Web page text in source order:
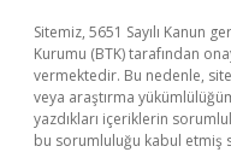
Sitemiz, 5651 Sayılı Kanun
Kurumu (BTK) tarafından
vermektedir. Bu nedenle,
veya araştırma
yazdıkları içeriklerin
bu sorumluluğu kabul etmiş